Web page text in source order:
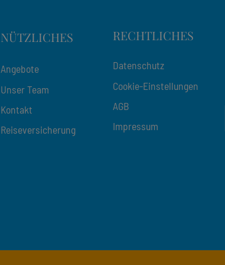
NÜTZLICHES
Angebote
Unser Team
Kontakt
Reiseversicherung
RECHTLICHES
Datenschutz
Cookie-Einstellungen
AGB
Impressum